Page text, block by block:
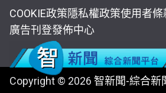
COOKIE政策隱私權政策使用者條
廣告刊登發佈中心
Copyright © 2026 智新聞-綜合新